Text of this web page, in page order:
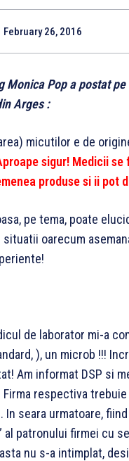
February 26, 2016
Monica Pop a postat
Arges :
micutilor e de
sigur! Medicii
produse si ii pot
pe tema, poate
oarecum
de laborator mi-a
), un microb !!!
Am informat DSP si
respectiva
In seara urmatoare,
al patronului firmei cu
nu s-a intimplat,